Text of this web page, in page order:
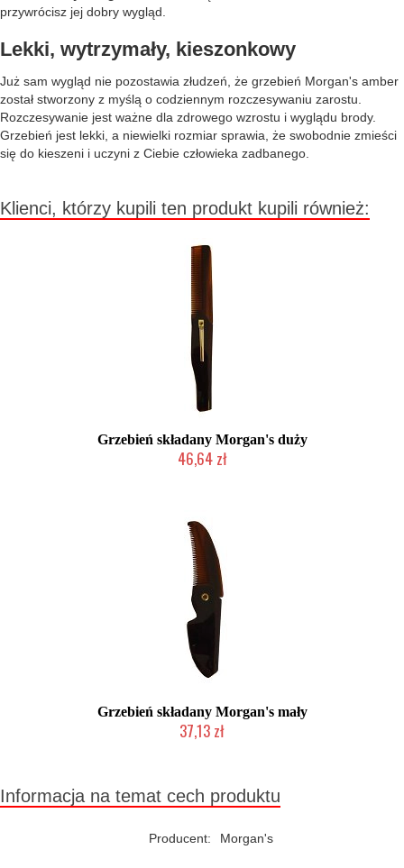
przywrócisz jej dobry wygląd.
Lekki, wytrzymały, kieszonkowy
Już sam wygląd nie pozostawia złudzeń, że grzebień Morgan's amber
został stworzony z myślą o codziennym rozczesywaniu zarostu.
Rozczesywanie jest ważne dla zdrowego wzrostu i wyglądu brody.
Grzebień jest lekki, a niewielki rozmiar sprawia, że swobodnie zmieści
się do kieszeni i uczyni z Ciebie człowieka zadbanego.
Klienci, którzy kupili ten produkt kupili również:
Grzebień składany Morgan's duży
46,64 zł
Grzebień składany Morgan's mały
37,13 zł
Informacja na temat cech produktu
Producent: Morgan's